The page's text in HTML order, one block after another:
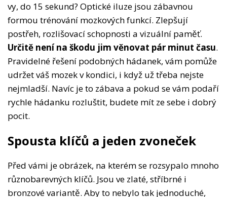
vy, do 15 sekund? Optické iluze jsou zábavnou
formou trénování mozkových funkcí. Zlepšují
postřeh, rozlišovací schopnosti a vizuální paměť.
Určitě není na škodu jim věnovat pár minut času.
Pravidelné řešení podobných hádanek, vám pomůže
udržet váš mozek v kondici, i když už třeba nejste
nejmladší. Navíc je to zábava a pokud se vám podaří
rychle hádanku rozluštit, budete mít ze sebe i dobrý
pocit.
Spousta klíčů a jeden zvoneček
Před vámi je obrázek, na kterém se rozsypalo mnoho
různobarevných klíčů. Jsou ve zlaté, stříbrné i
bronzové variantě. Aby to nebylo tak jednoduché,